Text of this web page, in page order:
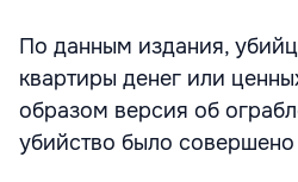
По данным издания,
квартиры денег или
образом версия об
убийство было